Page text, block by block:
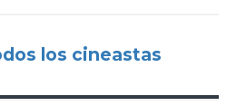
los cineastas